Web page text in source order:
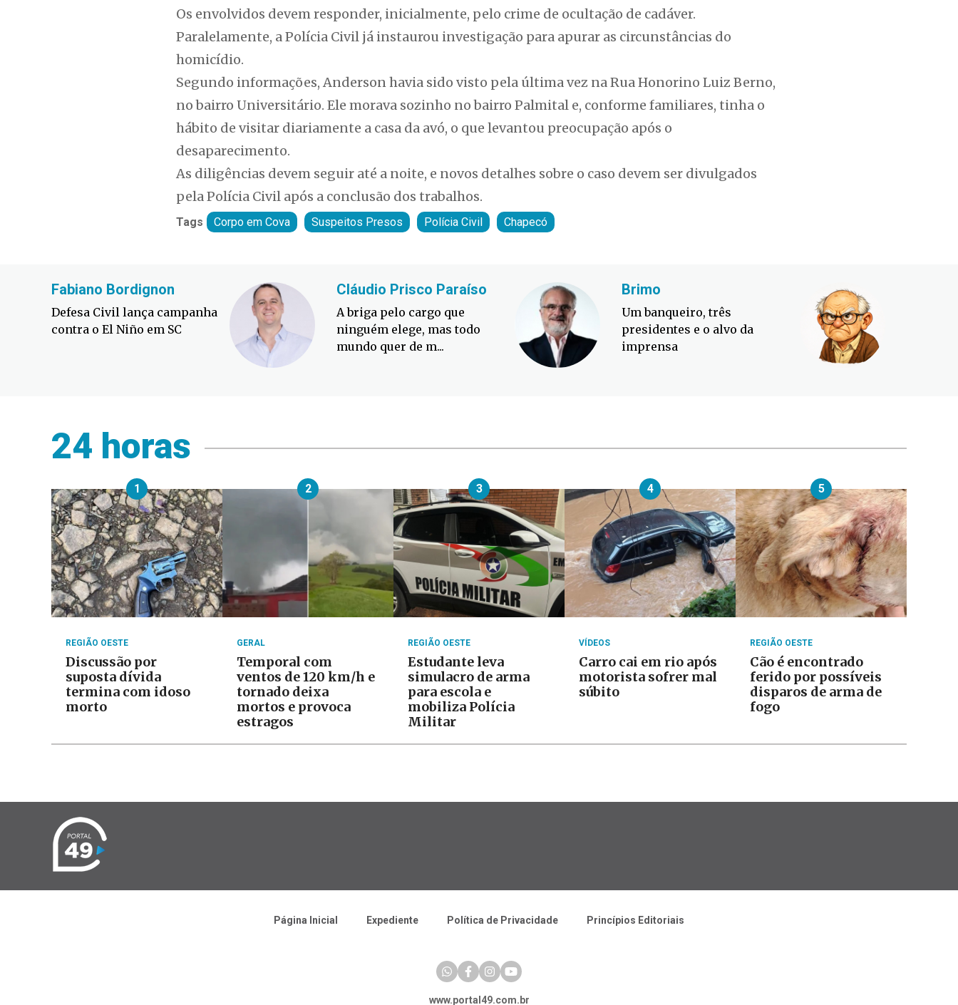
Os envolvidos devem responder, inicialmente, pelo crime de ocultação de cadáver.
Paralelamente, a Polícia Civil já instaurou investigação para apurar as circunstâncias do
homicídio.
Segundo informações, Anderson havia sido visto pela última vez na Rua Honorino Luiz Berno,
no bairro Universitário. Ele morava sozinho no bairro Palmital e, conforme familiares, tinha o
hábito de visitar diariamente a casa da avó, o que levantou preocupação após o
desaparecimento.
As diligências devem seguir até a noite, e novos detalhes sobre o caso devem ser divulgados
pela Polícia Civil após a conclusão dos trabalhos.
Tags Corpo em Cova Suspeitos Presos Polícia Civil Chapecó
Fabiano Bordignon
Defesa Civil lança campanha
contra o El Niño em SC
Cláudio Prisco Paraíso
A briga pelo cargo que
ninguém elege, mas todo
mundo quer de m...
Brimo
Um banqueiro, três
presidentes e o alvo da
imprensa
24 horas
1
REGIÃO OESTE
Discussão por
suposta dívida
termina com idoso
morto
2
GERAL
Temporal com
ventos de 120 km/h e
tornado deixa
mortos e provoca
estragos
3
REGIÃO OESTE
Estudante leva
simulacro de arma
para escola e
mobiliza Polícia
Militar
4
VÍDEOS
Carro cai em rio após
motorista sofrer mal
súbito
5
REGIÃO OESTE
Cão é encontrado
ferido por possíveis
disparos de arma de
fogo
Página Inicial Expediente Política de Privacidade Princípios Editoriais
www.portal49.com.br